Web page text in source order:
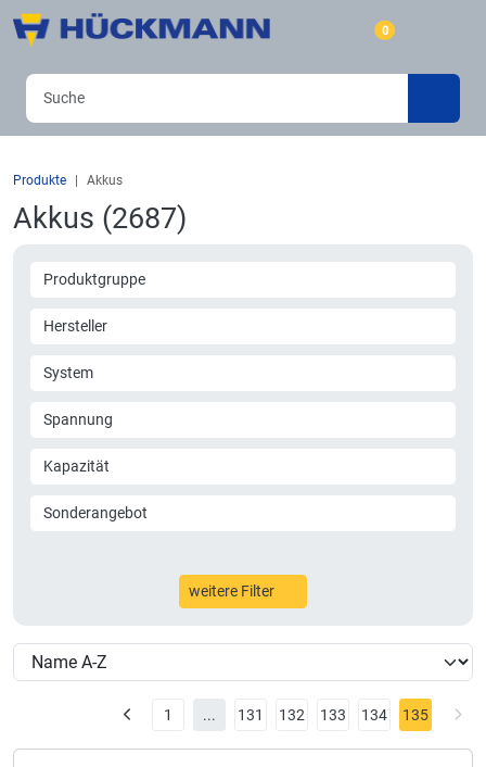
0
Produkte Akkus
Akkus (2687)
Produktgruppe
Hersteller
System
Spannung
Kapazität
Sonderangebot
weitere Filter
1 ... 131 132 133 134 135